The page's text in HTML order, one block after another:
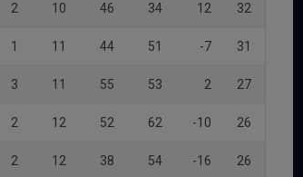
2 10 46 34 12 32
1 11 44 51 -7 31
3 11 55 53 2 27
2 12 52 62 -10 26
2 12 38 54 -16 26